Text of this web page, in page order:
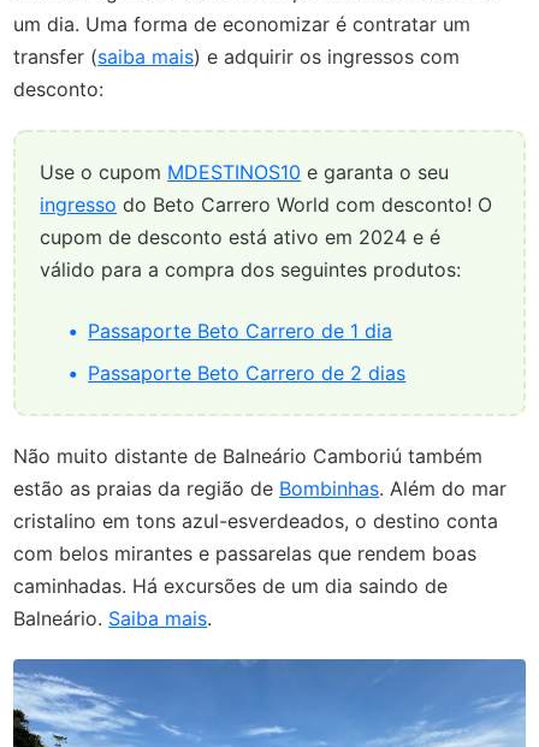
um dia. Uma forma de economizar é contratar um
transfer (saiba mais) e adquirir os ingressos com
desconto:
Use o cupom MDESTINOS10 e garanta o seu
ingresso do Beto Carrero World com desconto! O
cupom de desconto está ativo em 2024 e é
válido para a compra dos seguintes produtos:
Passaporte Beto Carrero de 1 dia
Passaporte Beto Carrero de 2 dias
Não muito distante de Balneário Camboriú também
estão as praias da região de Bombinhas. Além do mar
cristalino em tons azul-esverdeados, o destino conta
com belos mirantes e passarelas que rendem boas
caminhadas. Há excursões de um dia saindo de
Balneário. Saiba mais.